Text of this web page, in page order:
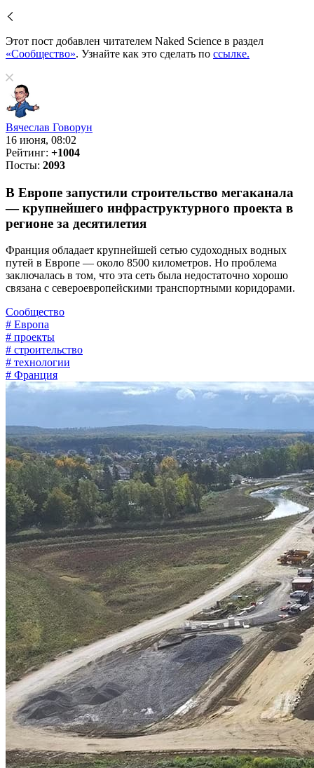
Этот пост добавлен читателем Naked Science в раздел
«Сообщество». Узнайте как это сделать по ссылке.
Вячеслав Говорун
16 июня, 08:02
Рейтинг: +1004
Посты: 2093
В Европе запустили строительство мегаканала
— крупнейшего инфраструктурного проекта в
регионе за десятилетия
Франция обладает крупнейшей сетью судоходных водных
путей в Европе — около 8500 километров. Но проблема
заключалась в том, что эта сеть была недостаточно хорошо
связана с североевропейскими транспортными коридорами.
Сообщество
# Европа
# проекты
# строительство
# технологии
# Франция